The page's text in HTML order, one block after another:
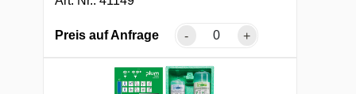
Preis auf Anfrage - +